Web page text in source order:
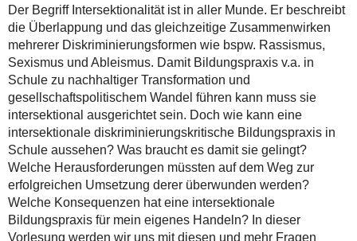
Der Begriff Intersektionalität ist in aller Munde. Er beschreibt
die Überlappung und das gleichzeitige Zusammenwirken
mehrerer Diskriminierungsformen wie bspw. Rassismus,
Sexismus und Ableismus. Damit Bildungspraxis v.a. in
Schule zu nachhaltiger Transformation und
gesellschaftspolitischem Wandel führen kann muss sie
intersektional ausgerichtet sein. Doch wie kann eine
intersektionale diskriminierungskritische Bildungspraxis in
Schule aussehen? Was braucht es damit sie gelingt?
Welche Herausforderungen müssten auf dem Weg zur
erfolgreichen Umsetzung derer überwunden werden?
Welche Konsequenzen hat eine intersektionale
Bildungspraxis für mein eigenes Handeln? In dieser
Vorlesung werden wir uns mit diesen und mehr Fragen